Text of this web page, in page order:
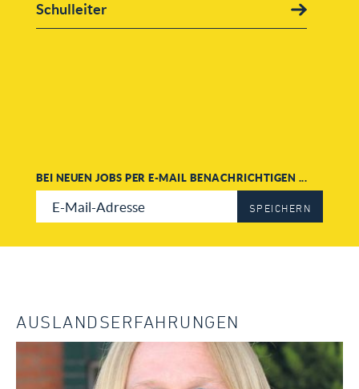
Schulleiter
BEI NEUEN JOBS PER E-MAIL BENACHRICHTIGEN ...
SPEICHERN
AUSLANDSERFAHRUNGEN